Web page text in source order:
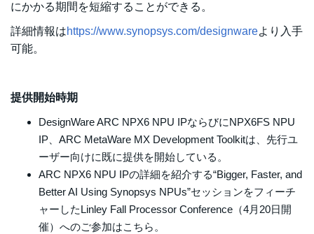
にかかる期間を短縮することができる。
詳細情報はhttps://www.synopsys.com/designwareより入手
可能。
提供開始時期
DesignWare ARC NPX6 NPU IPならびにNPX6FS NPU
IP、ARC MetaWare MX Development Toolkitは、先行ユ
ーザー向けに既に提供を開始している。
ARC NPX6 NPU IPの詳細を紹介する“Bigger, Faster, and
Better AI Using Synopsys NPUs”セッションをフィーチ
ャーしたLinley Fall Processor Conference（4月20日開
催）へのご参加はこちら。